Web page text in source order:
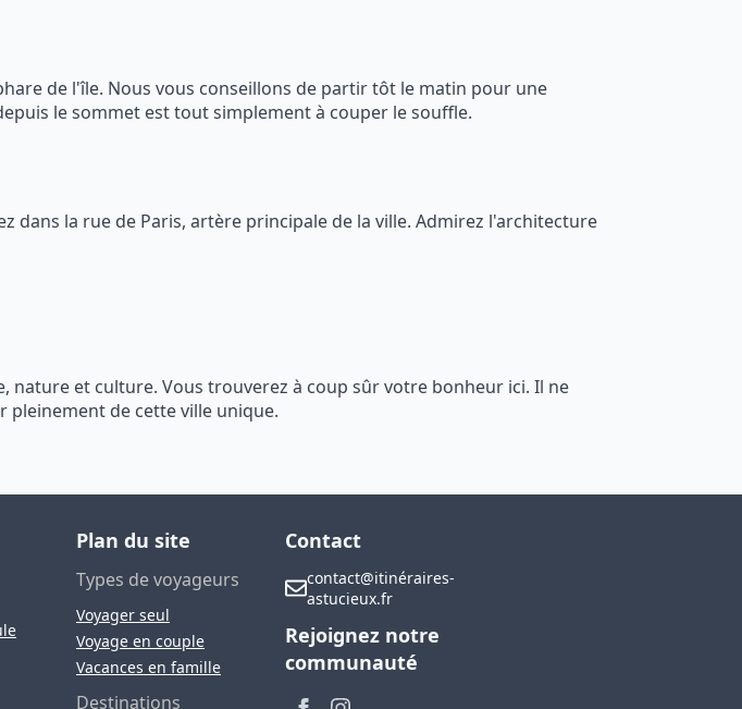
de l'île. Nous vous conseillons de partir tôt le matin pour une
le sommet est tout simplement à couper le souffle.
dans la rue de Paris, artère principale de la ville. Admirez l'architecture
nature et culture. Vous trouverez à coup sûr votre bonheur ici. Il ne
pleinement de cette ville unique.
Plan du site
Types de voyageurs
Voyager seul
Voyage en couple
Vacances en famille
Destinations
Contact
contact@itinéraires-
astucieux.fr
Rejoignez notre
communauté